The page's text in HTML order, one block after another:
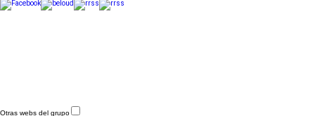
Otras webs del grupo